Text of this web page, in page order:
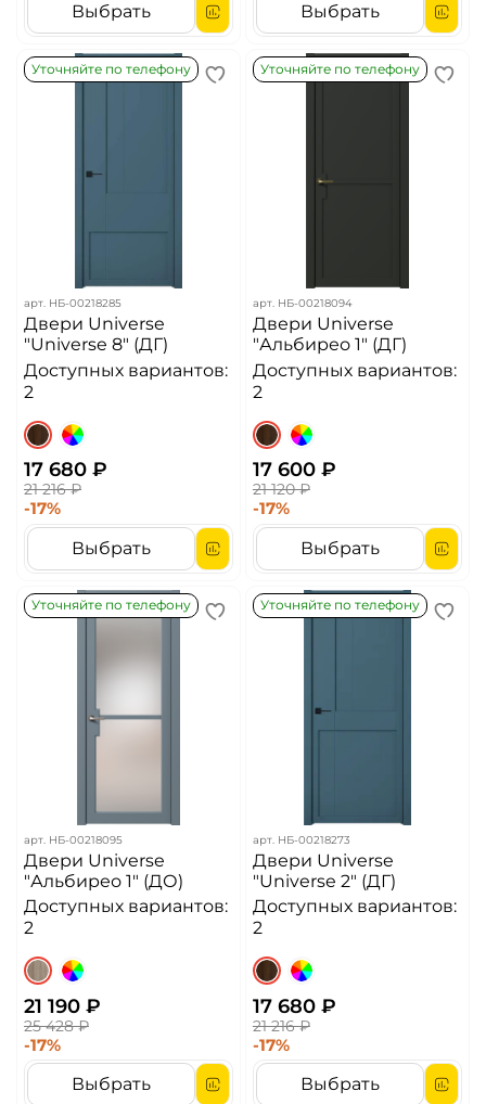
Выбрать Выбрать
Уточняйте по телефону
арт. НБ-00218285
Двери Universe
"Universe 8" (ДГ)
Доступных вариантов:
2
17 680 ₽
21 216 ₽
-17%
Выбрать
Уточняйте по телефону
арт. НБ-00218094
Двери Universe
"Альбирео 1" (ДГ)
Доступных вариантов:
2
17 600 ₽
21 120 ₽
-17%
Выбрать
Уточняйте по телефону
арт. НБ-00218095
Двери Universe
"Альбирео 1" (ДО)
Доступных вариантов:
2
21 190 ₽
25 428 ₽
-17%
Выбрать
Уточняйте по телефону
арт. НБ-00218273
Двери Universe
"Universe 2" (ДГ)
Доступных вариантов:
2
17 680 ₽
21 216 ₽
-17%
Выбрать